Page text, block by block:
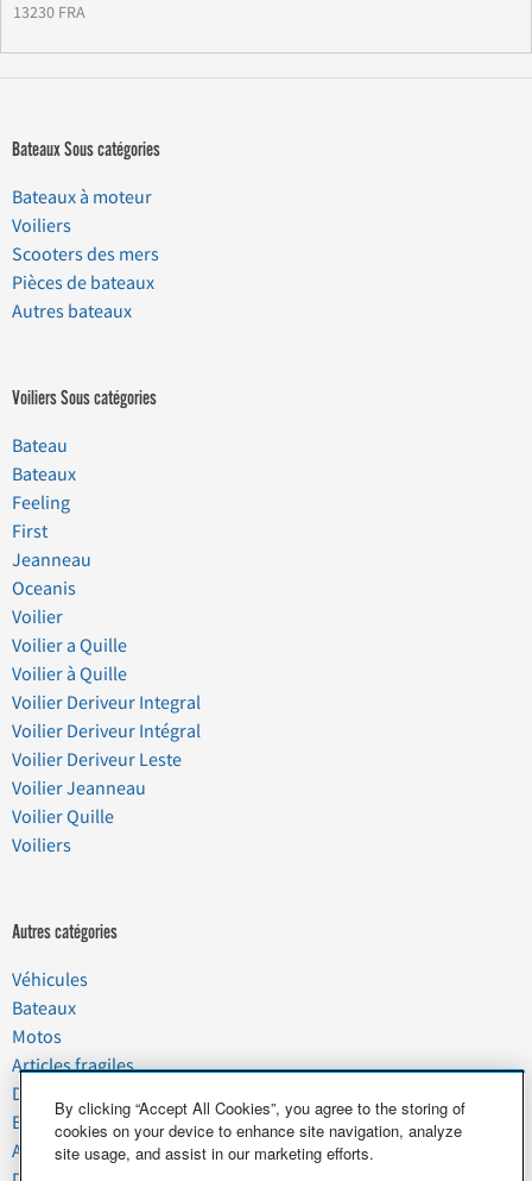
13230 FRA
Bateaux Sous catégories
Bateaux à moteur
Voiliers
Scooters des mers
Pièces de bateaux
Autres bateaux
Voiliers Sous catégories
Bateau
Bateaux
Feeling
First
Jeanneau
Oceanis
Voilier
Voilier a Quille
Voilier à Quille
Voilier Deriveur Integral
Voilier Deriveur Intégral
Voilier Deriveur Leste
Voilier Jeanneau
Voilier Quille
Voiliers
Autres catégories
Véhicules
Bateaux
Motos
Articles fragiles
Déménagement
Biens domestiques
Animaux de compagnie
By clicking “Accept All Cookies”, you agree to the storing of
cookies on your device to enhance site navigation, analyze
site usage, and assist in our marketing efforts.